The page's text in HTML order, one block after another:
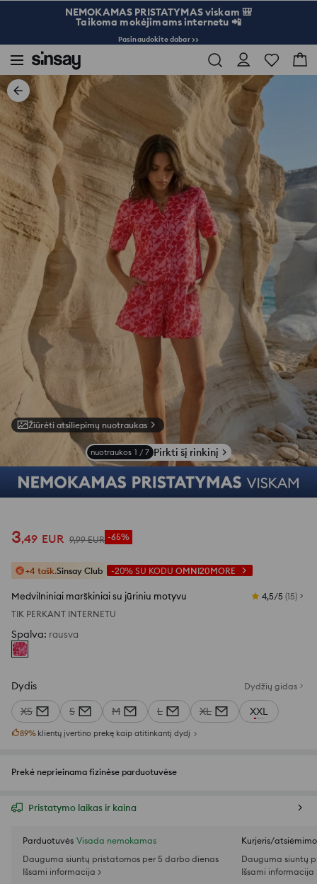
NEMOKAMAS PRISTATYMAS viskam 🎒
Taikoma mokėjimams internetu 📲
Pasinaudokite dabar >>
Žiūrėti atsiliepimų nuotraukas
nuotraukos 1 / 7 Pirkti šį rinkinį
3,49 EUR 9,99 EUR -65%
+4 tašk.Sinsay Club -20% SU KODU OMNI20MORE
Medvilniniai marškiniai su jūriniu motyvu 4,5/5 (15)
TIK PERKANT INTERNETU
Spalva: rausva
Dydis Dydžių gidas
XS S M L XL XXL
89% klientų įvertino prekę kaip atitinkantį dydį
Prekė neprieinama fizinėse parduotuvėse
Pristatymo laikas ir kaina
Parduotuvės Visada nemokamas
Dauguma siuntų pristatomos per 5 darbo dienas
Išsami informacija >
Kurjeris/
Dauguma siuntų
Išsami informacija